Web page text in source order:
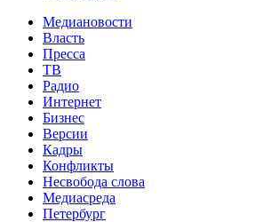
Медиановости
Власть
Пресса
ТВ
Радио
Интернет
Бизнес
Версии
Кадры
Конфликты
Несвобода слова
Медиасреда
Петербург